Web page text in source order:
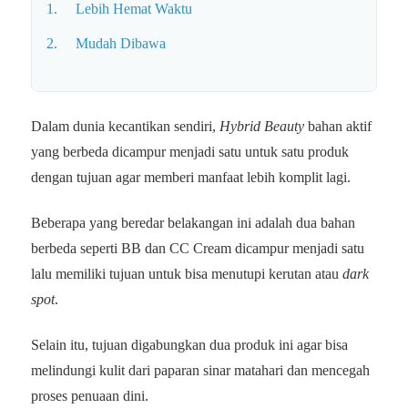
1. Lebih Hemat Waktu
2. Mudah Dibawa
Dalam dunia kecantikan sendiri, Hybrid Beauty bahan aktif
yang berbeda dicampur menjadi satu untuk satu produk
dengan tujuan agar memberi manfaat lebih komplit lagi.
Beberapa yang beredar belakangan ini adalah dua bahan
berbeda seperti BB dan CC Cream dicampur menjadi satu
lalu memiliki tujuan untuk bisa menutupi kerutan atau dark
spot.
Selain itu, tujuan digabungkan dua produk ini agar bisa
melindungi kulit dari paparan sinar matahari dan mencegah
proses penuaan dini.